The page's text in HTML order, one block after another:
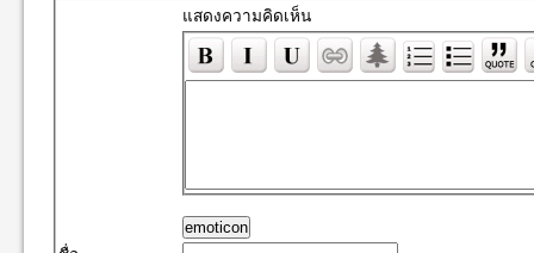
แสดงความคิดเห็น
emoticon